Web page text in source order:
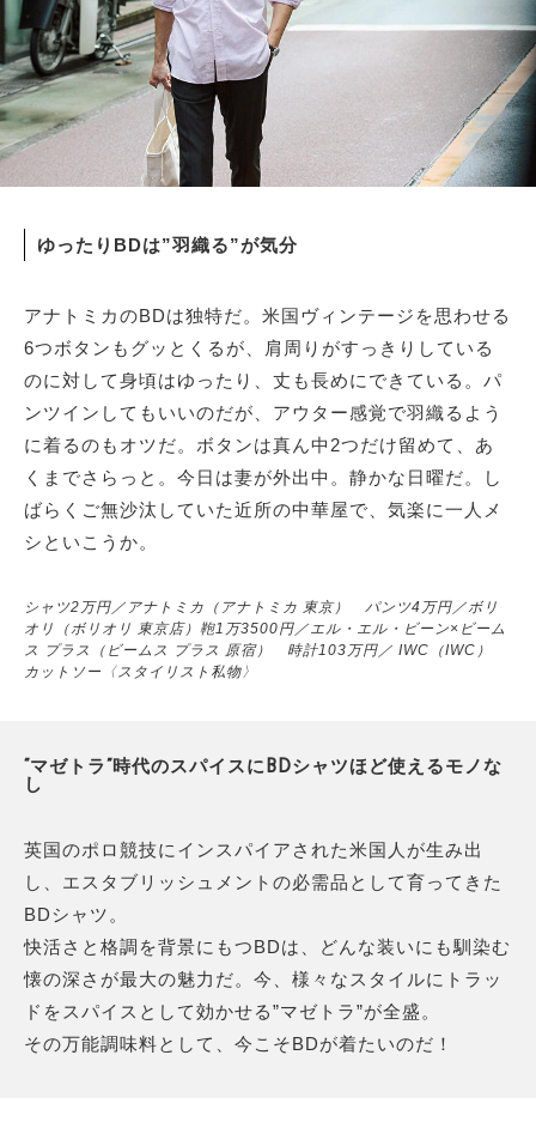
ゆったりBDは”羽織る”が気分
アナトミカのBDは独特だ。米国ヴィンテージを思わせる
6つボタンもグッとくるが、肩周りがすっきりしている
のに対して身頃はゆったり、丈も長めにできている。パ
ンツインしてもいいのだが、アウター感覚で羽織るよう
に着るのもオツだ。ボタンは真ん中2つだけ留めて、あ
くまでさらっと。今日は妻が外出中。静かな日曜だ。し
ばらくご無沙汰していた近所の中華屋で、気楽に一人メ
シといこうか。
シャツ2万円／アナトミカ（アナトミカ 東京） パンツ4万円／ボリ
オリ（ボリオリ 東京店）鞄1万3500円／エル・エル・ビーン×ビーム
ス プラス（ビームス プラス 原宿） 時計103万円／ IWC（IWC）
カットソー〈スタイリスト私物〉
“マゼトラ”時代のスパイスにBDシャツほど使えるモノな
し
英国のポロ競技にインスパイアされた米国人が生み出
し、エスタブリッシュメントの必需品として育ってきた
BDシャツ。
快活さと格調を背景にもつBDは、どんな装いにも馴染む
懐の深さが最大の魅力だ。今、様々なスタイルにトラッ
ドをスパイスとして効かせる”マゼトラ”が全盛。
その万能調味料として、今こそBDが着たいのだ！